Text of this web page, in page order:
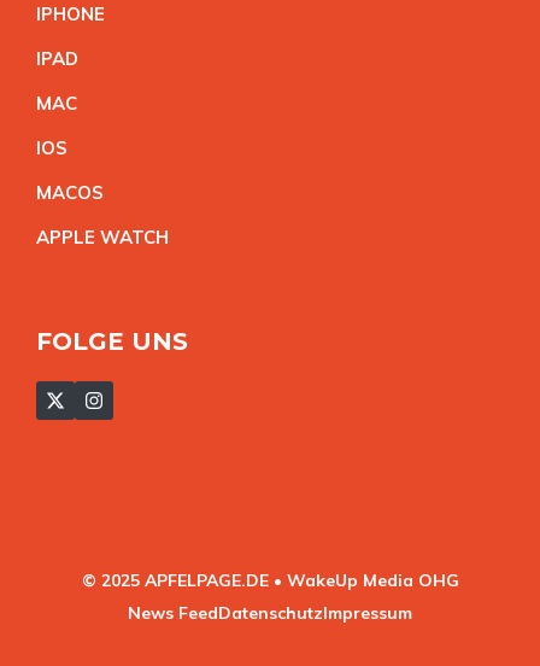
IPHONE
IPAD
MAC
IOS
MACOS
APPLE WATCH
FOLGE UNS
© 2025 APFELPAGE.DE • WakeUp Media OHG
News FeedDatenschutzImpressum